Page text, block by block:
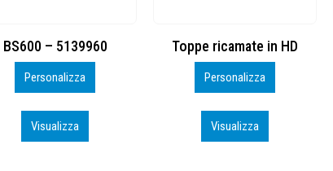
Toppe ricamate in HD
Personalizza
Visualizza
KIT CAMP 100 2026_perso
Personalizza
Visualizza